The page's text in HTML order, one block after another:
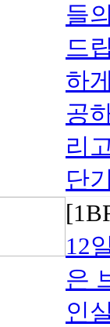
들
드
하
공
리
단
12
은
인